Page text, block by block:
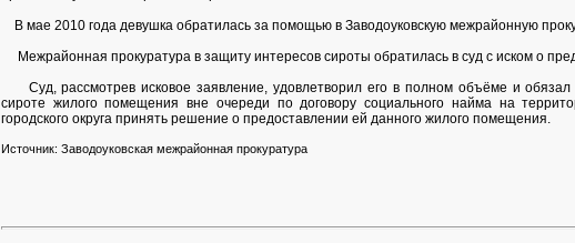
В мае 2010 года девушка обратилась за помощью в Заводоуковскую межрайонную
Межрайонная прокуратура в защиту интересов сироты обратилась в суд с иском о
Суд, рассмотрев исковое заявление, удовлетворил его в полном объёме и обязал
сироте жилого помещения вне очереди по договору социального найма на
городского округа принять решение о предоставлении ей данного жилого помещения.
Источник: Заводоуковская межрайонная прокуратура